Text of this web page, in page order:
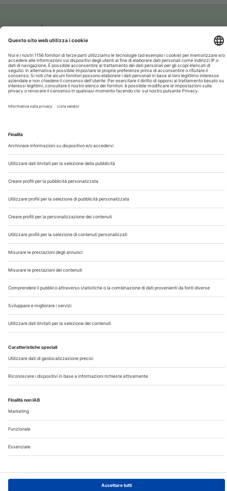
Chi Siamo
Contatti
Note Legali
Privacy
©2026 Edra S.p.a | www.edraspa.it | P.iva 08056040960
| Tel. 02/881841 | Sede legale: Viale Enrico Forlanini 21 -
Registrazione Tribunale di Milano n° 5578/2022 del
5/05/2022